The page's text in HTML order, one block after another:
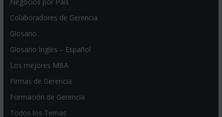
Colaboradores de Gerencia
Glosario
Glosario Inglés – Español
Los mejores MBA
Firmas de Gerencia
Formación de Gerencia
Todos los Temas